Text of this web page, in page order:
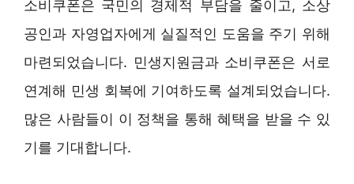
소비쿠폰은 국민의 경제적 부담을 줄이고, 소상
공인과 자영업자에게 실질적인 도움을 주기 위해
마련되었습니다. 민생지원금과 소비쿠폰은 서로
연계해 민생 회복에 기여하도록 설계되었습니다.
많은 사람들이 이 정책을 통해 혜택을 받을 수 있
기를 기대합니다.